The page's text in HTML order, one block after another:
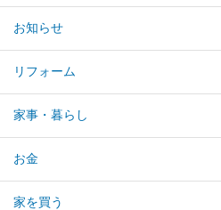
お知らせ
リフォーム
家事・暮らし
お金
家を買う